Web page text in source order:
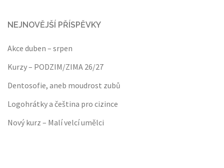
NEJNOVĚJŠÍ PŘÍSPĚVKY
Akce duben – srpen
Kurzy – PODZIM/ZIMA 26/27
Dentosofie, aneb moudrost zubů
Logohrátky a čeština pro cizince
Nový kurz – Malí velcí umělci